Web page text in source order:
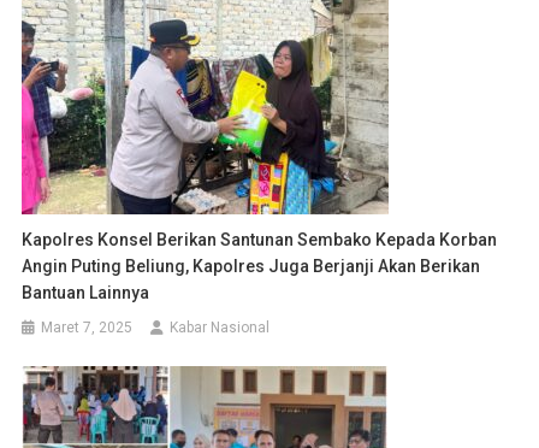
Kapolres Konsel Berikan Santunan Sembako Kepada Korban
Angin Puting Beliung, Kapolres Juga Berjanji Akan Berikan
Bantuan Lainnya
Maret 7, 2025 Kabar Nasional